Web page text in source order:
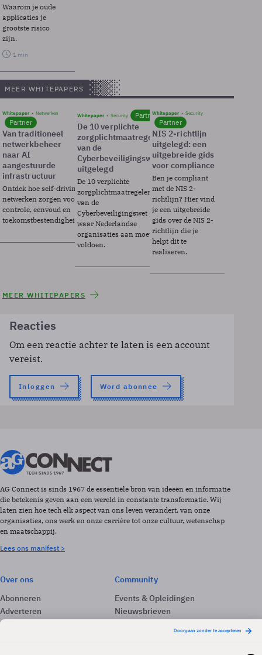
Waarom je oude
applicaties je
grootste risico
zijn.
1 min
MEER WHITEPAPERS
Whitepaper Netwerken
Partner
Van traditioneel
netwerkbeheer
naar AI
aangestuurde
infrastructuur
Ontdek hoe self-driving
netwerken zorgen voor
controle, eenvoud en
toekomstbestendigheid.
Whitepaper Security Partner
De 10 verplichte
zorgplichtmaatregelen
van de
Cyberbeveiligingswet
uitgelegd
De 10 verplichte
zorgplichtmaatregelen
van de
Cyberbeveiligingswet
waar Nederlandse
organisaties aan moeten
voldoen.
Whitepaper Security
Partner
NIS 2-richtlijn
uitgelegd: een
uitgebreide gids
voor compliance
Ben je compliant
met de NIS 2-
richtlijn? Hier vind
je een uitgebreide
gids over de NIS 2-
richtlijn die je
helpt dit te
realiseren.
MEER WHITEPAPERS
Reacties
Om een reactie achter te laten is een account
vereist.
Inloggen Word abonnee
AG Connect is sinds 1967 de essentiële bron van ideeën en informatie
die betekenis geven aan een wereld in constante transformatie. Wij
laten zien hoe tech elk aspect van ons leven verandert, van onze
organisaties, ons werk en onze carrière tot onze cultuur, wetenschap
en maatschappij.
Lees ons manifest >
Over ons
Abonneren
Adverteren
Contact
Community
Events & Opleidingen
Nieuwsbrieven